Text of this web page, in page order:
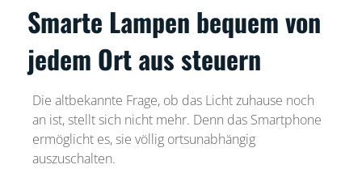
Smarte Lampen bequem von
jedem Ort aus steuern
Die altbekannte Frage, ob das Licht zuhause noch
an ist, stellt sich nicht mehr. Denn das Smartphone
ermöglicht es, sie völlig ortsunabhängig
auszuschalten.